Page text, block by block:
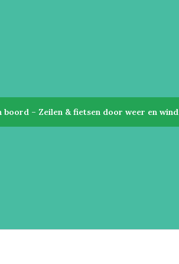
boord – Zeilen & fietsen door weer en wind